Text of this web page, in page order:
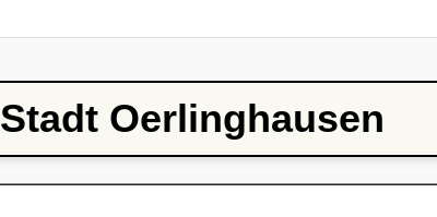
Stadt Oerlinghausen